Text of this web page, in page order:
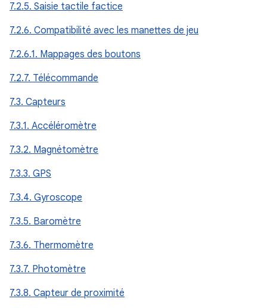
7.2.5. Saisie tactile factice
7.2.6. Compatibilité avec les manettes de jeu
7.2.6.1. Mappages des boutons
7.2.7. Télécommande
7.3. Capteurs
7.3.1. Accéléromètre
7.3.2. Magnétomètre
7.3.3. GPS
7.3.4. Gyroscope
7.3.5. Baromètre
7.3.6. Thermomètre
7.3.7. Photomètre
7.3.8. Capteur de proximité